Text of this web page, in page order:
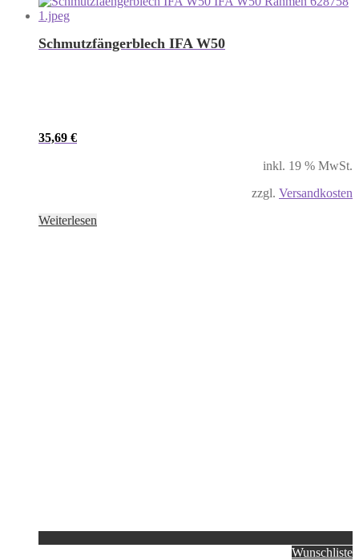
Schmutzfängerblech IFA W50
35,69 €
inkl. 19 % MwSt.
zzgl. Versandkosten
Weiterlesen
Wunschliste